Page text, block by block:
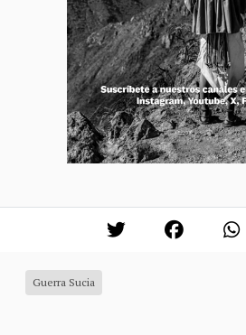
Guerra Sucia